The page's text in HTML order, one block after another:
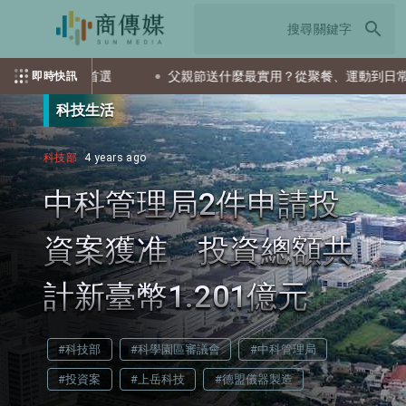
search
即時快訊
會是首選 父親節送什麼最實用？從聚餐、運動到日常營養 4
科技生活
科技部 4 years ago
中科管理局2件申請投
資案獲准 投資總額共
計新臺幣1.201億元
#科技部 #科學園區審議會 #中科管理局
#投資案 #上岳科技 #德盟儀器製造